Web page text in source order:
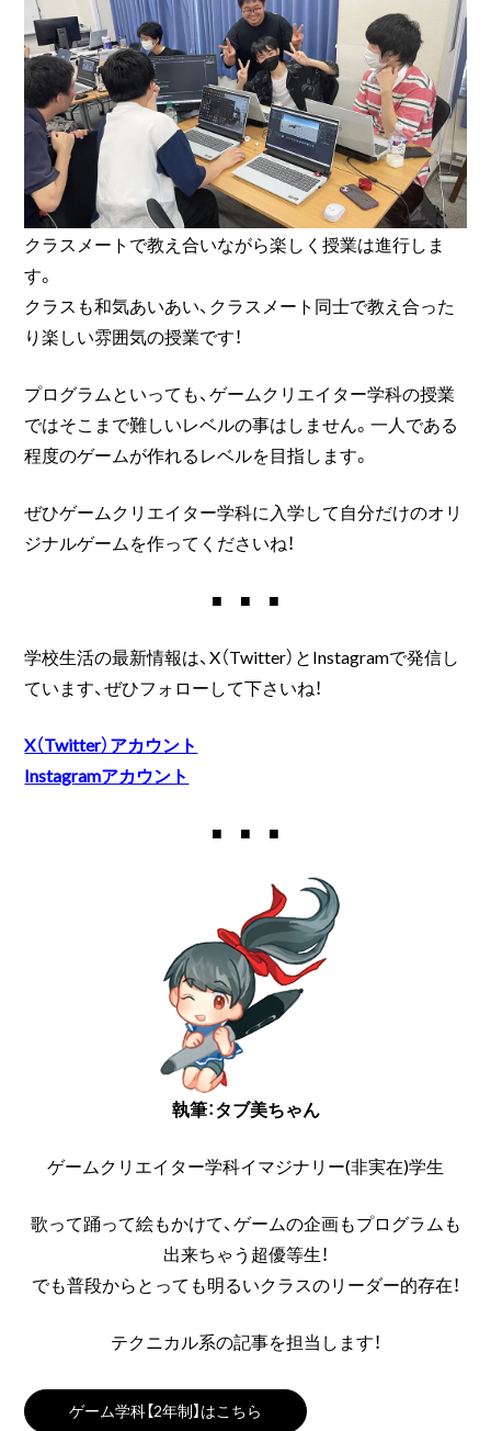
クラスメートで教え合いながら楽しく授業は進行しま
す。
クラスも和気あいあい、クラスメート同士で教え合った
り楽しい雰囲気の授業です！
プログラムといっても、ゲームクリエイター学科の授業
ではそこまで難しいレベルの事はしません。一人である
程度のゲームが作れるレベルを目指します。
ぜひゲームクリエイター学科に入学して自分だけのオリ
ジナルゲームを作ってくださいね！
■ ■ ■
学校生活の最新情報は、X（Twitter）とInstagramで発信し
ています、ぜひフォローして下さいね！
X（Twitter）アカウント
Instagramアカウント
■ ■ ■
執筆：タブ美ちゃん
ゲームクリエイター学科イマジナリー(非実在)学生
歌って踊って絵もかけて、ゲームの企画もプログラムも
出来ちゃう超優等生！
でも普段からとっても明るいクラスのリーダー的存在！
テクニカル系の記事を担当します！
ゲーム学科【2年制】はこちら